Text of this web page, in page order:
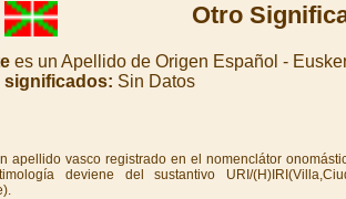
Otro
es un Apellido de Origen Español -
significados: Sin Datos
apellido vasco registrado en el nomenclátor
deviene del sustantivo URI/